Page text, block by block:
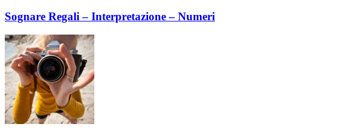
Sognare Regali – Interpretazione – Numeri